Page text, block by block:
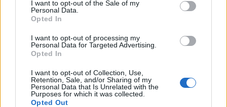
I want to opt-out of the Sale of my
Personal Data.
Opted In
I want to opt-out of processing my
Personal Data for Targeted Advertising.
Opted In
I want to opt-out of Collection, Use,
Retention, Sale, and/or Sharing of my
Personal Data that Is Unrelated with the
Purposes for which it was collected.
Opted Out